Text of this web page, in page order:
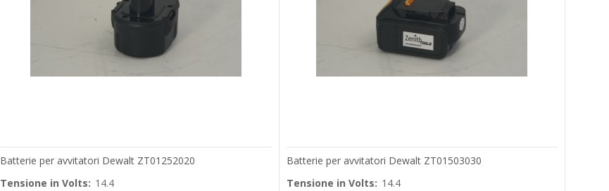
Batterie per avvitatori Dewalt ZT01252020
Tensione in Volts: 14.4
Batterie per avvitatori Dewalt ZT01503030
Tensione in Volts: 14.4